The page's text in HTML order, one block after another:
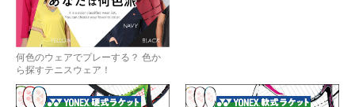
何色のウェアでプレーする？ 色か
ら探すテニスウェア！